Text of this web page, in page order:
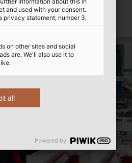
and used with your consent.
privacy statement, number 3.
on other sites and social
are. We'll also use it to
all
Powered by